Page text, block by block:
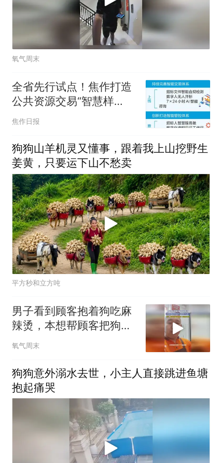
氧气周末
全省先行试点！焦作打造
公共资源交易“智慧样
板”！
焦作日报
狗狗山羊机灵又懂事，跟着我上山挖野生
姜黄，只要运下山不愁卖
平方秒和立方吨
男子看到顾客抱着狗吃麻
辣烫，本想帮顾客把狗栓
起来，结果顾客不乐意了
氧气周末
狗狗意外溺水去世，小主人直接跳进鱼塘
抱起痛哭